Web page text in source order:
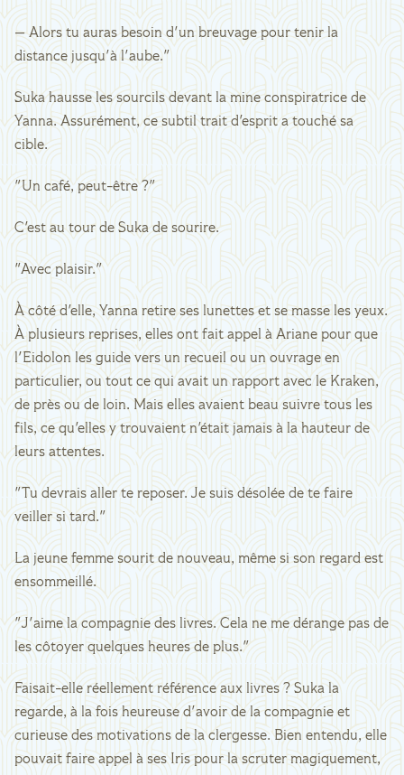
— Alors tu auras besoin d'un breuvage pour tenir la
distance jusqu'à l'aube."
Suka hausse les sourcils devant la mine conspiratrice de
Yanna. Assurément, ce subtil trait d'esprit a touché sa
cible.
"Un café, peut-être ?"
C'est au tour de Suka de sourire.
"Avec plaisir."
À côté d'elle, Yanna retire ses lunettes et se masse les yeux.
À plusieurs reprises, elles ont fait appel à Ariane pour que
l'Eidolon les guide vers un recueil ou un ouvrage en
particulier, ou tout ce qui avait un rapport avec le Kraken,
de près ou de loin. Mais elles avaient beau suivre tous les
fils, ce qu'elles y trouvaient n'était jamais à la hauteur de
leurs attentes.
"Tu devrais aller te reposer. Je suis désolée de te faire
veiller si tard."
La jeune femme sourit de nouveau, même si son regard est
ensommeillé.
"J'aime la compagnie des livres. Cela ne me dérange pas de
les côtoyer quelques heures de plus."
Faisait-elle réellement référence aux livres ? Suka la
regarde, à la fois heureuse d'avoir de la compagnie et
curieuse des motivations de la clergesse. Bien entendu, elle
pouvait faire appel à ses Iris pour la scruter magiquement,